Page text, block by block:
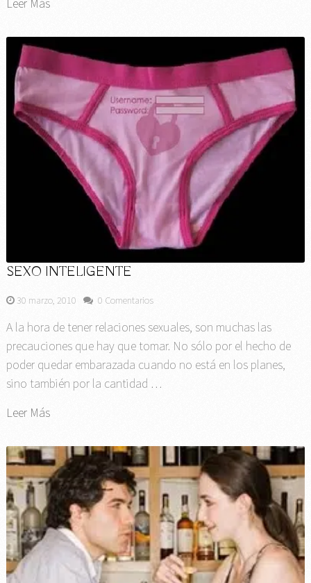
SEXO INTELIGENTE
30 marzo, 2010 0 Comentarios
A la hora de tener relaciones sexuales, son muchas las
precauciones que hay que tomar. No sólo por el hecho de
poder quedar embarazada cuando no está en los planes,
sino también por la cantidad …
Leer Más